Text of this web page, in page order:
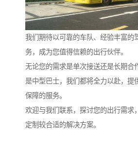
我们期待以可靠的车队、经验丰富的
务，成为您值得信赖的出行伙伴。
无论您的需求是单次接送还是长期合
是中型巴士，我们都将全力以赴，提
保障的服务。
欢迎与我们联系，探讨您的出行需求
定制较合适的解决方案。